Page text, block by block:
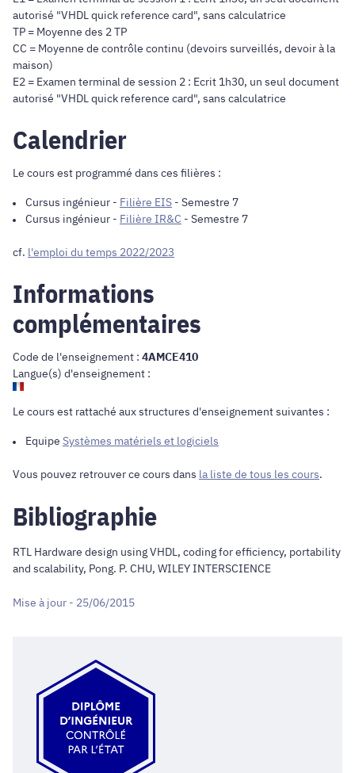
autorisé "VHDL quick reference card", sans calculatrice
TP = Moyenne des 2 TP
CC = Moyenne de contrôle continu (devoirs surveillés, devoir à la
maison)
E2 = Examen terminal de session 2 : Ecrit 1h30, un seul document
autorisé "VHDL quick reference card", sans calculatrice
Calendrier
Le cours est programmé dans ces filières :
Cursus ingénieur - Filière EIS - Semestre 7
Cursus ingénieur - Filière IR&C - Semestre 7
cf. l'emploi du temps 2022/2023
Informations
complémentaires
Code de l'enseignement : 4AMCE410
Langue(s) d'enseignement :
Le cours est rattaché aux structures d'enseignement suivantes :
Equipe Systèmes matériels et logiciels
Vous pouvez retrouver ce cours dans la liste de tous les cours.
Bibliographie
RTL Hardware design using VHDL, coding for efficiency, portability
and scalability, Pong. P. CHU, WILEY INTERSCIENCE
Mise à jour - 25/06/2015